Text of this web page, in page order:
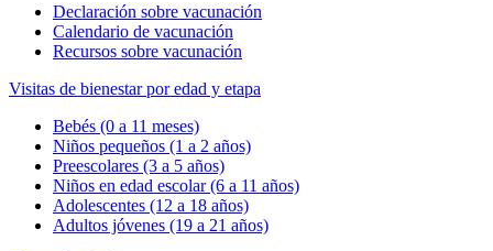
Declaración sobre vacunación
Calendario de vacunación
Recursos sobre vacunación
Visitas de bienestar por edad y etapa
Bebés (0 a 11 meses)
Niños pequeños (1 a 2 años)
Preescolares (3 a 5 años)
Niños en edad escolar (6 a 11 años)
Adolescentes (12 a 18 años)
Adultos jóvenes (19 a 21 años)